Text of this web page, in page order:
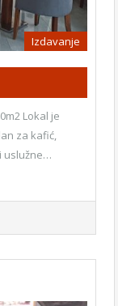
Izdavanje
Lokal je
za kafić,
uslužne…